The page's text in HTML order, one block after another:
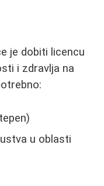
je dobiti licencu
i zdravlja na
u oblasti